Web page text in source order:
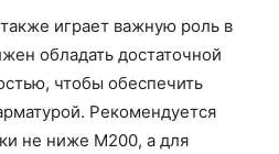
играет важную роль в
обладать достаточной
чтобы обеспечить
Рекомендуется
не ниже М200, а для